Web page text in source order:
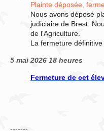
Plainte déposée,
Nous avons déposé
judiciaire de Brest.
de l'Agriculture.
La fermeture
5 mai 2026 18 heures
Fermeture de cet
-------